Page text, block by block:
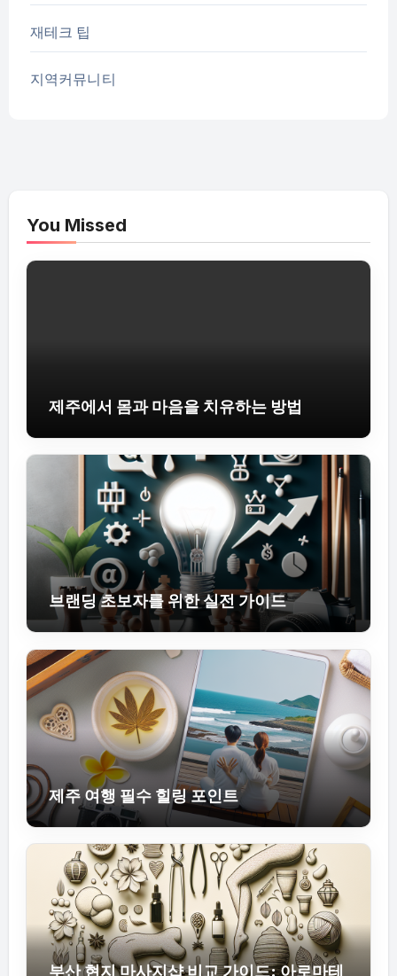
재테크 팁
지역커뮤니티
You Missed
제주에서 몸과 마음을 치유하는 방법
브랜딩 초보자를 위한 실전 가이드
제주 여행 필수 힐링 포인트
부산 현지 마사지샵 비교 가이드: 아로마테